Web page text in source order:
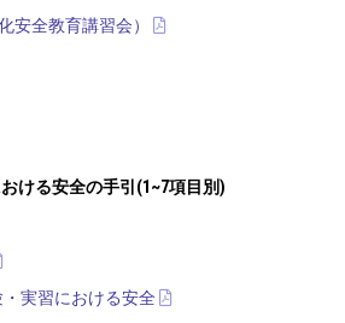
安全教育講習会）
ける安全の手引(1~7項目別)
実習における安全